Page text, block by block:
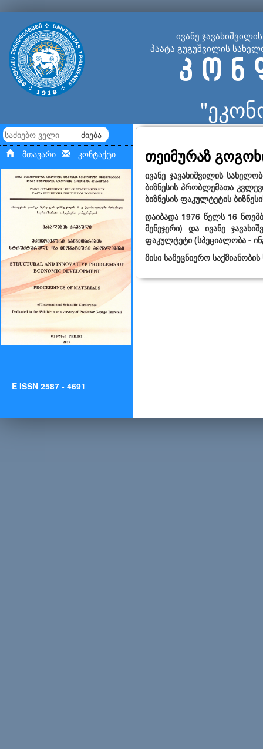
ივანე
პაატა გუგუშვილის
კ ო ნ
ძიება
მთავარი კონტაქტი
E ISSN 2587 - 4691
თეიმურაზ
ივანე ჯავახიშვილის
ბიზნესის პრობლემათა
ბიზნესის ფაკულტეტის
დაიბადა 1976 წელს 16
მენეჯერი) და ივანე
ფაკულტეტი (სპეციალობა -
მისი სამეცნიერო